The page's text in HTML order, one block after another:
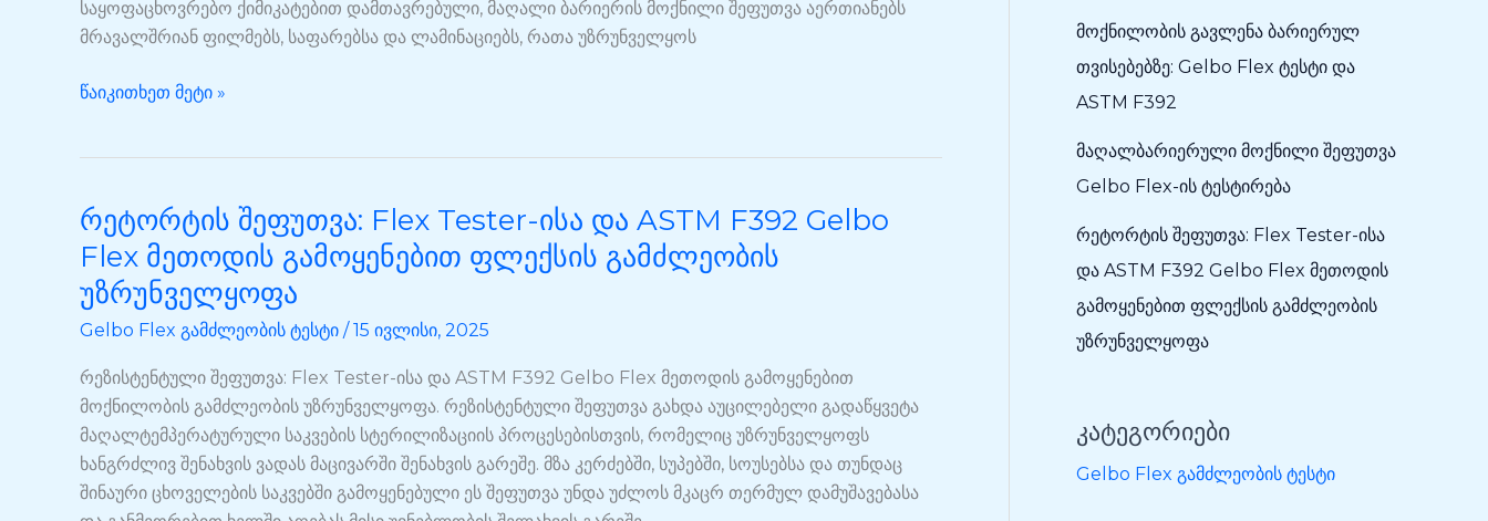
საყოფაცხოვრებო ქიმიკატებით დამთავრებული, მაღალი ბარიერის მოქნილი შეფუთვა აერთიანებს
მრავალშრიან ფილმებს, საფარებსა და ლამინაციებს, რათა უზრუნველყოს
წაიკითხეთ მეტი »
რეტორტის შეფუთვა: Flex Tester-ისა და ASTM F392 Gelbo
Flex მეთოდის გამოყენებით ფლექსის გამძლეობის
უზრუნველყოფა
Gelbo Flex გამძლეობის ტესტი /15 ივლისი, 2025
რეზისტენტული შეფუთვა: Flex Tester-ისა და ASTM F392 Gelbo Flex მეთოდის გამოყენებით
მოქნილობის გამძლეობის უზრუნველყოფა. რეზისტენტული შეფუთვა გახდა აუცილებელი გადაწყვეტა
მაღალტემპერატურული საკვების სტერილიზაციის პროცესებისთვის, რომელიც უზრუნველყოფს
ხანგრძლივ შენახვის ვადას მაცივარში შენახვის გარეშე. მზა კერძებში, სუპებში, სოუსებსა და თუნდაც
შინაური ცხოველების საკვებში გამოყენებული ეს შეფუთვა უნდა უძლოს მკაცრ თერმულ დამუშავებასა
რეტორტის
შეფუთვა:
Flex
Tester-
ისა
ASTM
F392
Gelbo
Flex
მეთოდის
მოქნილობის გავლენა ბარიერულ
თვისებებზე: Gelbo Flex ტესტი და
ASTM F392
მაღალბარიერული მოქნილი შეფუთვა
Gelbo Flex-ის ტესტირება
რეტორტის შეფუთვა: Flex Tester-ისა
და ASTM F392 Gelbo Flex მეთოდის
გამოყენებით ფლექსის გამძლეობის
უზრუნველყოფა
კატეგორიები
Gelbo Flex გამძლეობის ტესტი